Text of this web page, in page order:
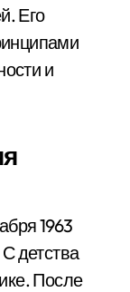
Его
и
1963
детства
После